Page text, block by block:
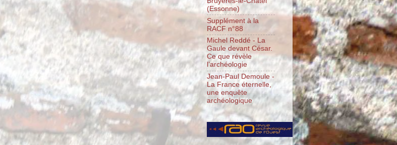
(Essonne)
Supplément à la
RACF n°88
Michel Reddé - La
Gaule devant César.
Ce que révèle
l’archéologie
Jean-Paul Demoule -
La France éternelle,
une enquête
archéologique